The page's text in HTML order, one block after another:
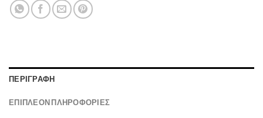
ΠΕΡΙΓΡΑΦΉ
ΕΠΙΠΛΈΟΝ ΠΛΗΡΟΦΟΡΊΕΣ